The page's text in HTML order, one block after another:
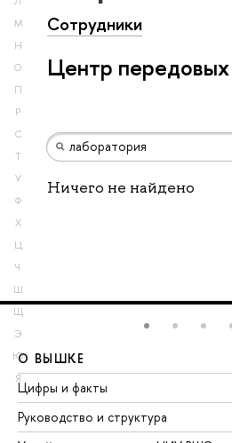
М
Н
О
П
Р
С
Т
У
Ф
Х
Ц
Ч
Ш
Щ
Э
Ю
Я
Сотрудники
Центр
Ничего не найдено
О ВЫШКЕ
Цифры и факты
Руководство и структура